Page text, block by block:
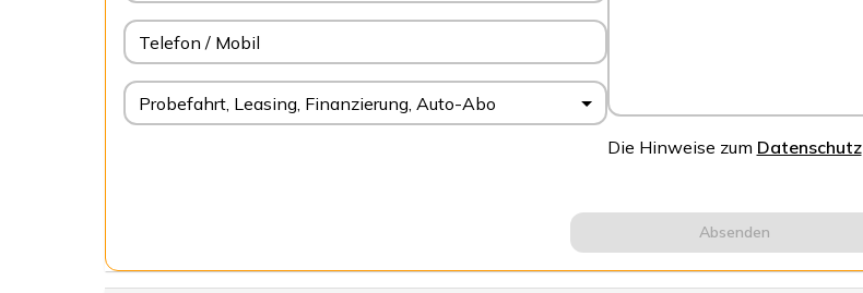
Telefon / Mobil
Probefahrt, Leasing, Finanzierung, Auto-Abo
Die Hinweise zum Datenschutz
Absenden